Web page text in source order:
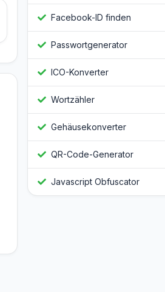
Facebook-ID finden
Passwortgenerator
ICO-Konverter
Wortzähler
Gehäusekonverter
QR-Code-Generator
Javascript Obfuscator